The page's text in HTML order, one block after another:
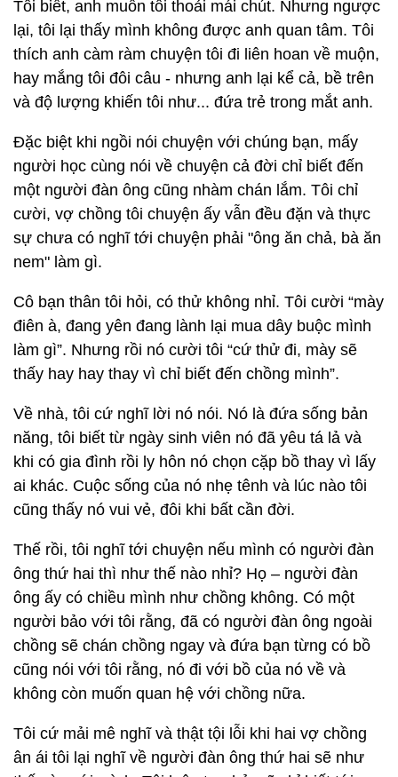
Tôi biết, anh muốn tôi thoải mái chút. Nhưng ngược
lại, tôi lại thấy mình không được anh quan tâm. Tôi
thích anh càm ràm chuyện tôi đi liên hoan về muộn,
hay mắng tôi đôi câu - nhưng anh lại kể cả, bề trên
và độ lượng khiến tôi như... đứa trẻ trong mắt anh.
Đặc biệt khi ngồi nói chuyện với chúng bạn, mấy
người học cùng nói về chuyện cả đời chỉ biết đến
một người đàn ông cũng nhàm chán lắm. Tôi chỉ
cười, vợ chồng tôi chuyện ấy vẫn đều đặn và thực
sự chưa có nghĩ tới chuyện phải "ông ăn chả, bà ăn
nem" làm gì.
Cô bạn thân tôi hỏi, có thử không nhỉ. Tôi cười “mày
điên à, đang yên đang lành lại mua dây buộc mình
làm gì”. Nhưng rồi nó cười tôi “cứ thử đi, mày sẽ
thấy hay hay thay vì chỉ biết đến chồng mình”.
Về nhà, tôi cứ nghĩ lời nó nói. Nó là đứa sống bản
năng, tôi biết từ ngày sinh viên nó đã yêu tá lả và
khi có gia đình rồi ly hôn nó chọn cặp bồ thay vì lấy
ai khác. Cuộc sống của nó nhẹ tênh và lúc nào tôi
cũng thấy nó vui vẻ, đôi khi bất cần đời.
Thế rồi, tôi nghĩ tới chuyện nếu mình có người đàn
ông thứ hai thì như thế nào nhỉ? Họ – người đàn
ông ấy có chiều mình như chồng không. Có một
người bảo với tôi rằng, đã có người đàn ông ngoài
chồng sẽ chán chồng ngay và đứa bạn từng có bồ
cũng nói với tôi rằng, nó đi với bồ của nó về và
không còn muốn quan hệ với chồng nữa.
Tôi cứ mải mê nghĩ và thật tội lỗi khi hai vợ chồng
ân ái tôi lại nghĩ về người đàn ông thứ hai sẽ như